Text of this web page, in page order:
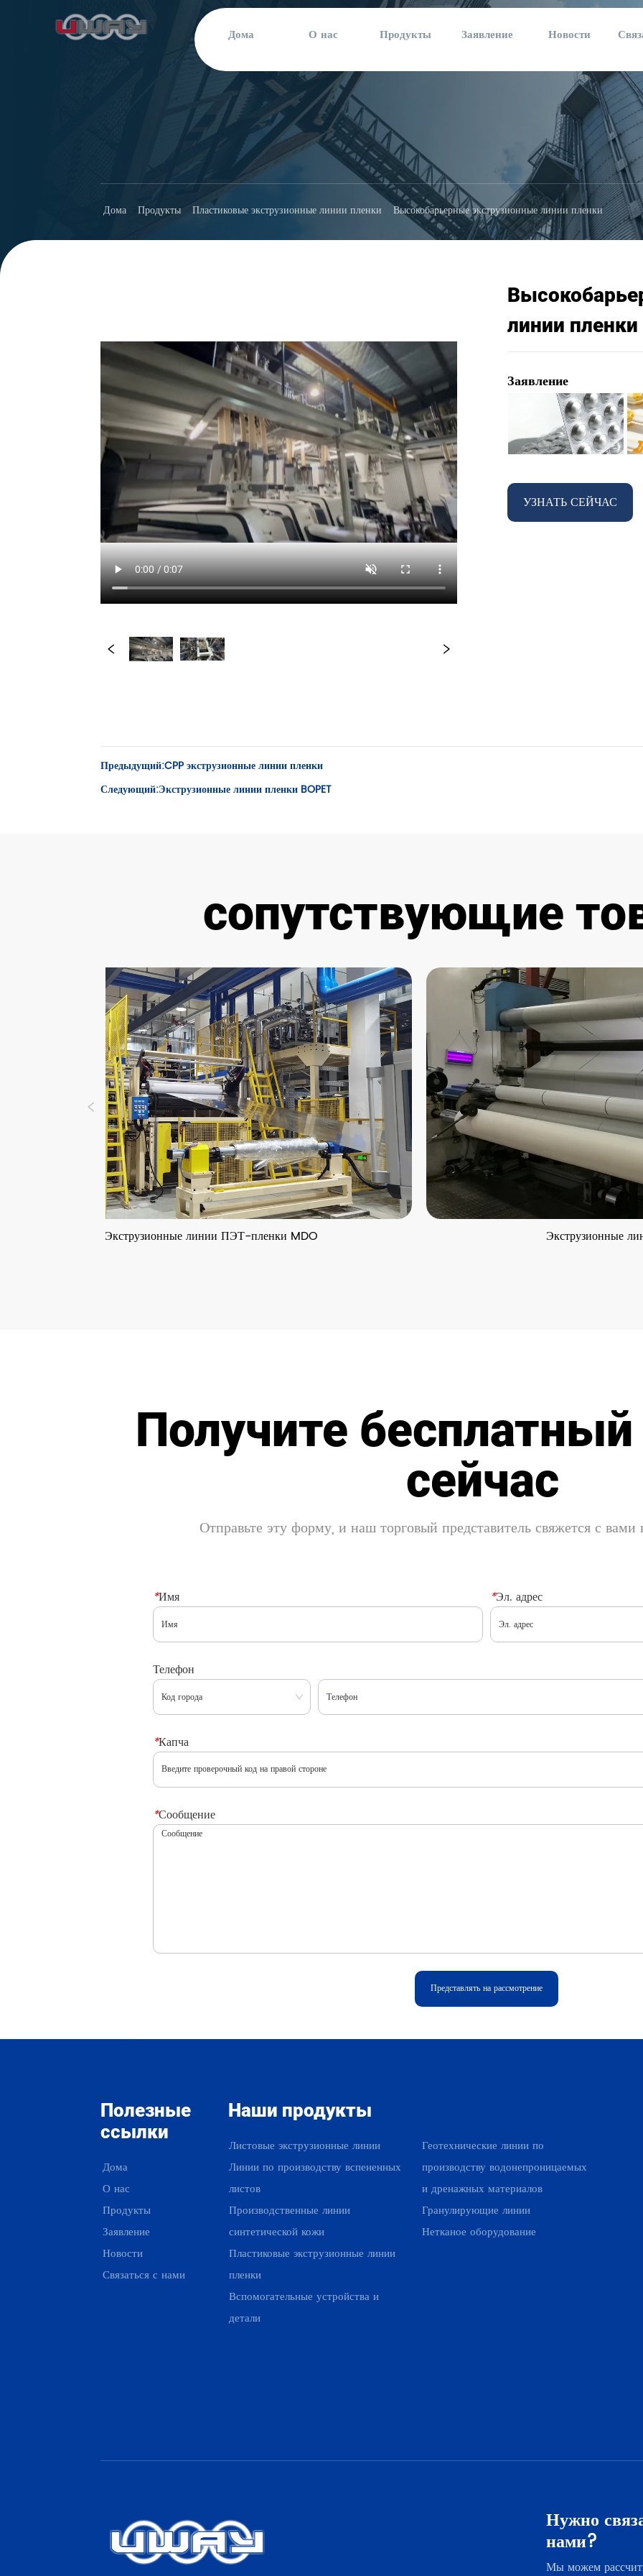
Дома О нас Продукты Заявление Новости
Дома Продукты Пластиковые экструзионные линии пленки Высокобарьерные экструзионные линии пленки
линии пленки
Заявление
УЗНАТЬ СЕЙЧАС
Предыдущий:CPP экструзионные линии пленки
Следующий:Экструзионные линии пленки BOPET
сопутствующие
Экструзионные линии ПЭТ-пленки MDO Экструзионные линии
Получите
сейчас
Отправьте эту форму, и наш торговый представитель свяжется с
*Имя *Эл. адрес
Телефон
*Капча
*Сообщение
Представлять на рассмотрение
Полезные
ссылки
Дома
О нас
Продукты
Заявление
Новости
Связаться с нами
Наши продукты
Листовые экструзионные линии
Линии по производству вспененных
листов
Производственные линии
синтетической кожи
Пластиковые экструзионные линии
пленки
Вспомогательные устройства и
детали
Геотехнические линии по
производству водонепроницаемых
и дренажных материалов
Гранулирующие линии
Нетканое оборудование
Нужно
нами?
Мы можем